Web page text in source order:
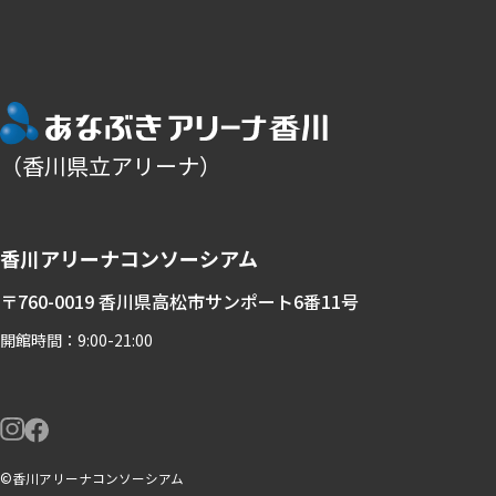
（香川県立アリーナ）
香川アリーナコンソーシアム
〒760-0019 香川県高松市サンポート6番11号
開館時間：9:00-21:00
©香川アリーナコンソーシアム